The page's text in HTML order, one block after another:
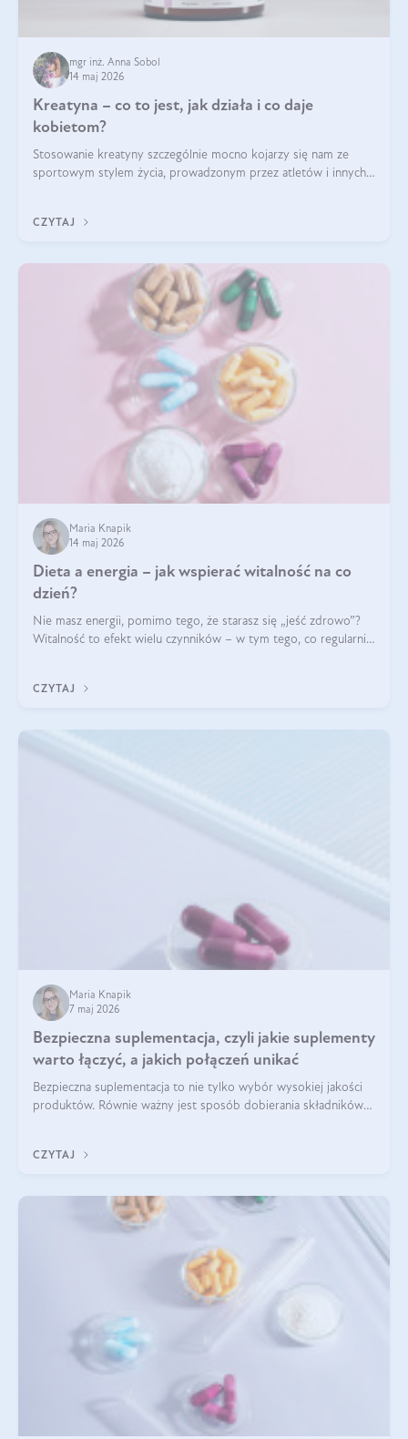
mgr inż. Anna Sobol
14 maj 2026
Kreatyna – co to jest, jak działa i co daje
kobietom?
Stosowanie kreatyny szczególnie mocno kojarzy się nam ze
sportowym stylem życia, prowadzonym przez atletów i innych
zwiększa masę
CZYTAJ
Maria Knapik
14 maj 2026
Dieta a energia – jak wspierać witalność na co
dzień?
Nie masz energii, pomimo tego, że starasz się „jeść zdrowo”?
Witalność to efekt wielu czynników – w tym tego, co regularnie
CZYTAJ
Maria Knapik
7 maj 2026
Bezpieczna suplementacja, czyli jakie suplementy
warto łączyć, a jakich połączeń unikać
Bezpieczna suplementacja to nie tylko wybór wysokiej jakości
produktów. Równie ważny jest sposób dobierania składników
CZYTAJ